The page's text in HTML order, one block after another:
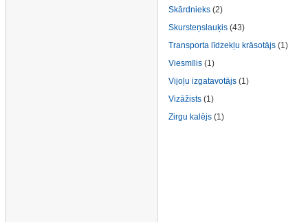
Skārdnieks (2)
Skursteņslauķis (43)
Transporta līdzekļu krāsotājs (1)
Viesmīlis (1)
Vijoļu izgatavotājs (1)
Vizāžists (1)
Zirgu kalējs (1)